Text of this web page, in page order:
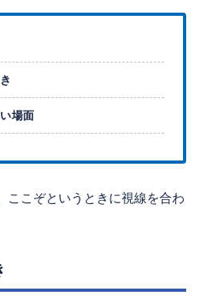
場面
ここぞというときに視線を合わ